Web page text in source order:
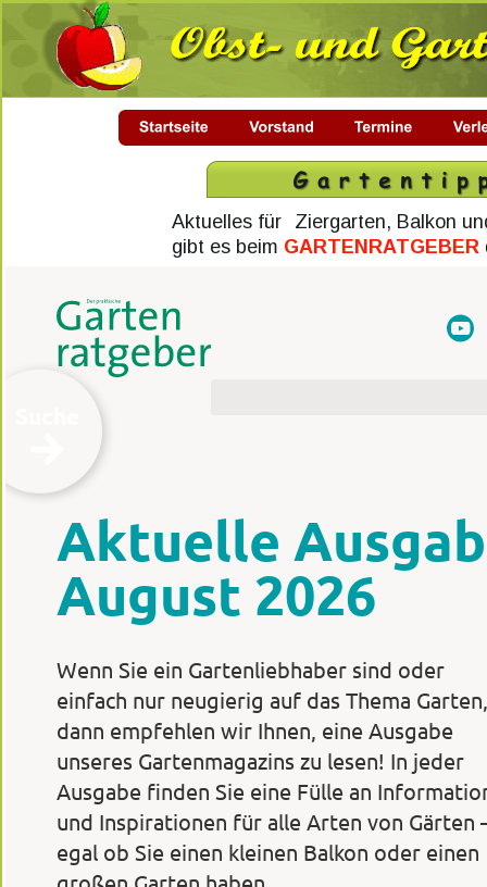
Aktuelles für
Ziergarten, Balkon
gibt es beim GARTENRATGEBER